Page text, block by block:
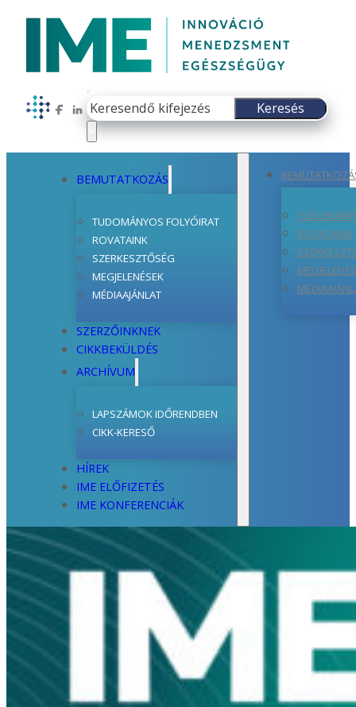
Follow us on Facebook
Follow us on LinkedIn
Keresés
Keresés
BEMUTATKOZÁS
TUDOMÁNYOS FOLYÓIRAT
ROVATAINK
SZERKESZTŐSÉG
MEGJELENÉSEK
MÉDIAAJÁNLAT
SZERZŐINKNEK
CIKKBEKÜLDÉS
ARCHÍVUM
LAPSZÁMOK IDŐRENDBEN
CIKK-KERESŐ
HÍREK
IME ELŐFIZETÉS
IME KONFERENCIÁK
ROVATAINK